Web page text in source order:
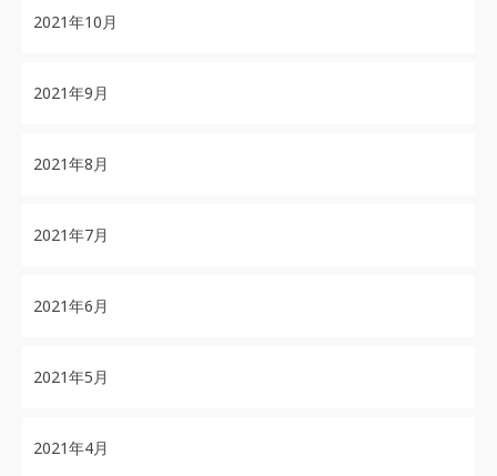
2021年10月
2021年9月
2021年8月
2021年7月
2021年6月
2021年5月
2021年4月